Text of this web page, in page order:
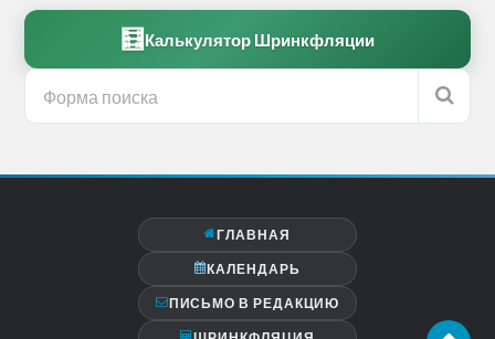
🧮 Калькулятор Шринкфляции
ГЛАВНАЯ
КАЛЕНДАРЬ
ПИСЬМО В РЕДАКЦИЮ